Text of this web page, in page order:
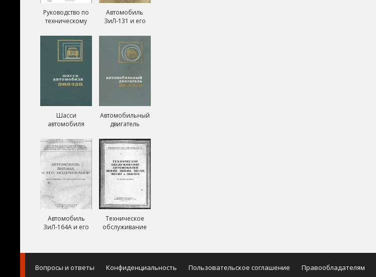
Руководство по
техническому
ремонту Скания
(Scania)
Автомобиль
ЗиЛ-131 и его
ЗиЛ-131А и
ЗиЛ-131В
Шасси
автомобиля
Автомобильный
двигатель
Автомобиль
ЗиЛ-164А и его
Техническое
обслуживание
ЗиЛ-151,
ЗиЛ-157К и
Вопросы и ответы Конфиденциальность Пользовательское соглашение Правообладателям